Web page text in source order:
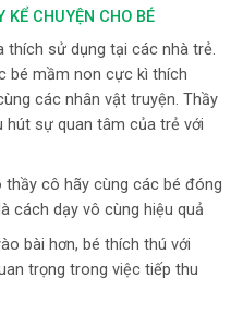
KỂ CHUYỆN CHO BÉ
thích sử dụng tại các nhà trẻ.
bé mầm non cực kì thích
các nhân vật truyện. Thầy
hút sự quan tâm của trẻ với
cô hãy cùng các bé đóng
cách dạy vô cùng hiệu quả
bài hơn, bé thích thú với
trọng trong việc tiếp thu